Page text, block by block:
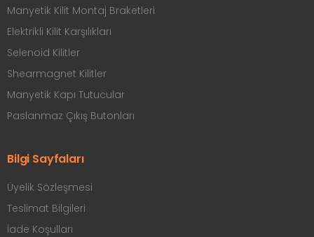
Manyetik Kilit Montaj Braketleri
Elektrikli Kilit Karşılıkları
Selenoid Kilitler
Shearmagnet Kilitler
Manyetik Kapı Tutucular
Paslanmaz Çıkış Butonları
Bilgi Sayfaları
Üyelik Sözleşmesi
Teslimat Bilgileri
İade Koşulları